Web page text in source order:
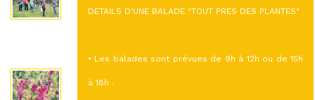
DETAILS D'UNE BALADE "TOUT PRES DES PLANTES"
• Les balades sont prévues de 9h à 12h ou de 15h
à 18h .